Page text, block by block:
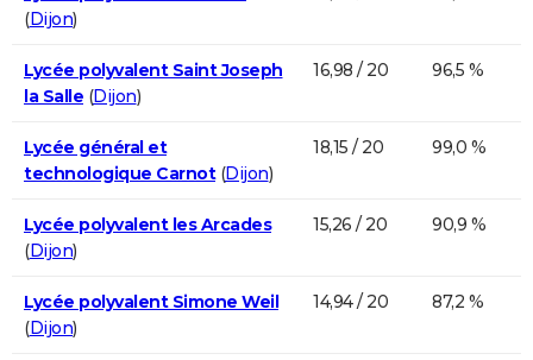
(Dijon)
Lycée polyvalent Saint Joseph
la Salle (Dijon)
16,98 / 20 96,5 %
Lycée général et
technologique Carnot(Dijon)
18,15 / 20 99,0 %
Lycée polyvalent les Arcades
(Dijon)
15,26 / 20 90,9 %
Lycée polyvalent Simone Weil
(Dijon)
14,94 / 20 87,2 %